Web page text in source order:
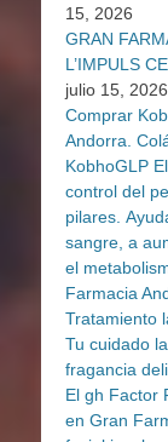
15, 2026
GRAN
L’IMPULS
julio 15, 2026
Comprar
Andorra.
KobhoGLP
control del
pilares.
sangre, a
el
Farmacia
Tratamiento
Tu cuidado
fragancia
El gh Factor
en Gran